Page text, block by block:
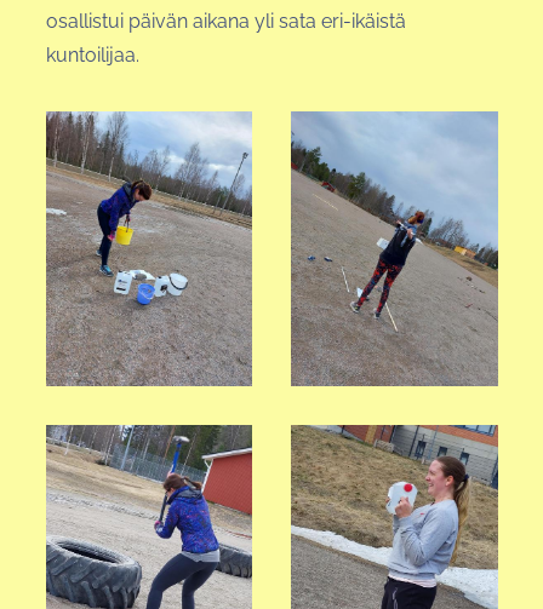
osallistui päivän aikana yli sata eri-ikäistä
kuntoilijaa.